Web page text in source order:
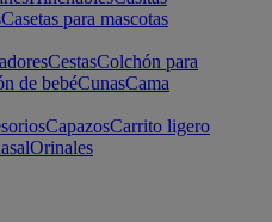
Casetas para mascotas
CestasColchón para
de bebéCunasCama
CapazosCarrito ligero
Orinales